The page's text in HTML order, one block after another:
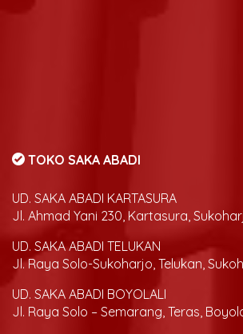
TOKO SAKA ABADI
UD. SAKA ABADI KARTASURA
Jl. Ahmad Yani 230, Kartasura,
UD. SAKA ABADI TELUKAN
Jl. Raya Solo-Sukoharjo, Telukan,
UD. SAKA ABADI BOYOLALI
Jl. Raya Solo – Semarang, Teras,